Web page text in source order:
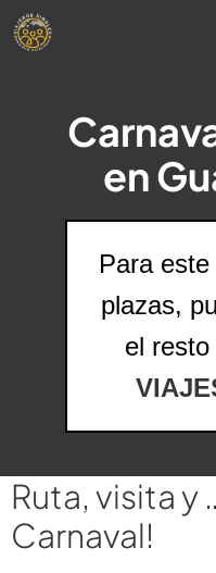
Saltar
en
Para
plazas,
el
Ruta, visita y
Carnaval!